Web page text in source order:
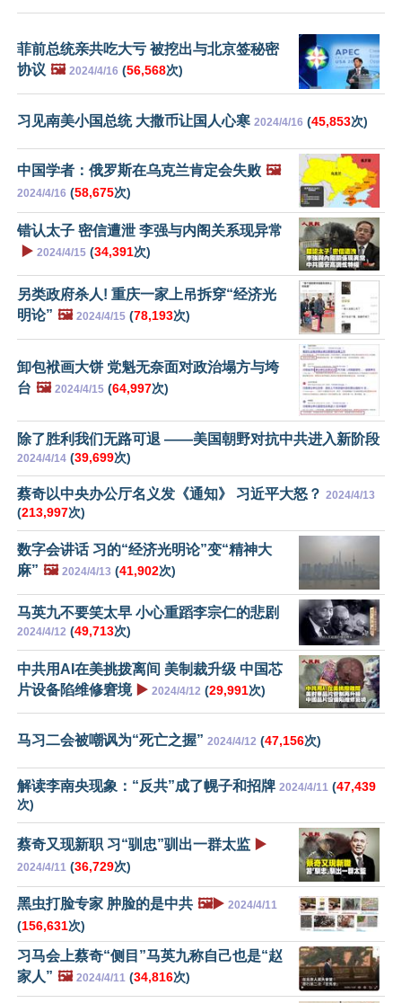
菲前总统亲共吃大亏 被挖出与北京签秘密
协议 🖼️ 2024/4/16 (56,568次)
习见南美小国总统 大撒币让国人心寒 2024/4/16 (45,853次)
中国学者：俄罗斯在乌克兰肯定会失败 🖼️
2024/4/16 (58,675次)
错认太子 密信遭泄 李强与内阁关系现异常
▶️ 2024/4/15 (34,391次)
另类政府杀人! 重庆一家上吊拆穿“经济光
明论” 🖼️ 2024/4/15 (78,193次)
卸包袱画大饼 党魁无奈面对政治塌方与垮
台 🖼️ 2024/4/15 (64,997次)
除了胜利我们无路可退 ——美国朝野对抗中共进入新阶段
2024/4/14 (39,699次)
蔡奇以中央办公厅名义发《通知》 习近平大怒？ 2024/4/13
(213,997次)
数字会讲话 习的“经济光明论”变“精神大
麻” 🖼️ 2024/4/13 (41,902次)
马英九不要笑太早 小心重蹈李宗仁的悲剧
2024/4/12 (49,713次)
中共用AI在美挑拨离间 美制裁升级 中国芯
片设备陷维修窘境 ▶️ 2024/4/12 (29,991次)
马习二会被嘲讽为“死亡之握” 2024/4/12 (47,156次)
解读李南央现象：“反共”成了幌子和招牌 2024/4/11 (47,439
次)
蔡奇又现新职 习“驯忠”驯出一群太监 ▶️
2024/4/11 (36,729次)
黑虫打脸专家 肿脸的是中共 🖼️▶️ 2024/4/11
(156,631次)
习马会上蔡奇“侧目”马英九称自己也是“赵
家人” 🖼️ 2024/4/11 (34,816次)